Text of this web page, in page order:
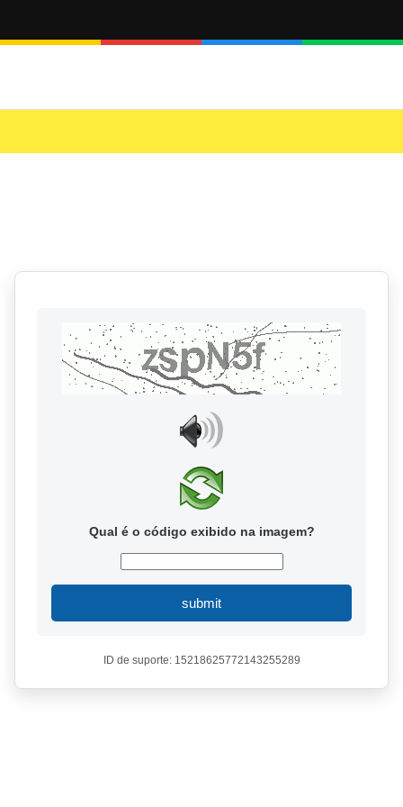
Qual é o código exibido na imagem?
submit
ID de suporte: 15218625772143255289